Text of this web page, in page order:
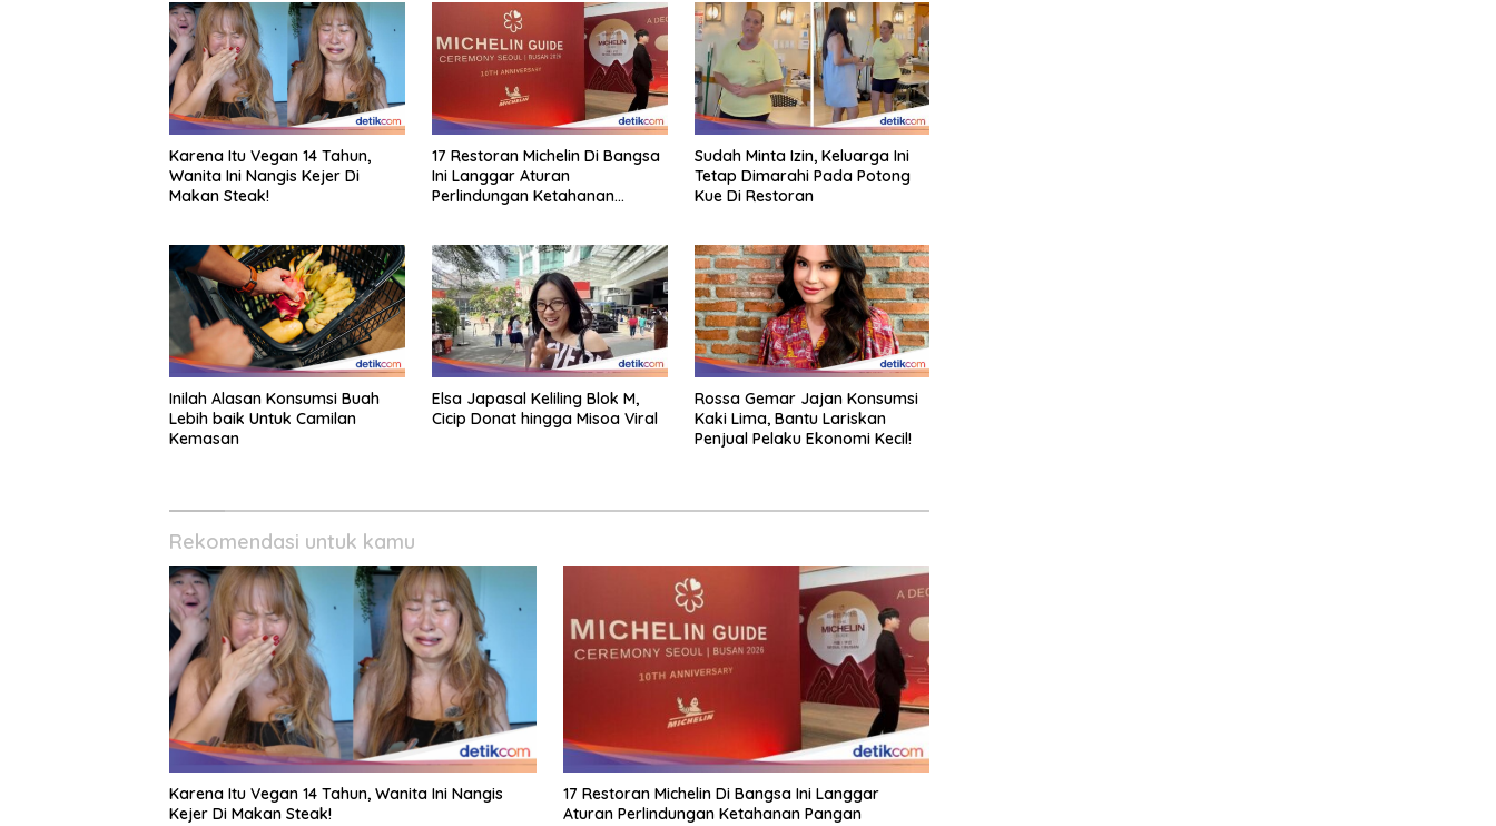
Karena Itu Vegan 14 Tahun,
Wanita Ini Nangis Kejer Di
Makan Steak!
17 Restoran Michelin Di Bangsa
Ini Langgar Aturan
Perlindungan Ketahanan
Sudah Minta Izin, Keluarga Ini
Tetap Dimarahi Pada Potong
Kue Di Restoran
Inilah Alasan Konsumsi Buah
Lebih baik Untuk Camilan
Kemasan
Elsa Japasal Keliling Blok M,
Cicip Donat hingga Misoa Viral
Rossa Gemar Jajan Konsumsi
Kaki Lima, Bantu Lariskan
Penjual Pelaku Ekonomi Kecil!
Rekomendasi untuk kamu
Karena Itu Vegan 14 Tahun, Wanita Ini Nangis
Kejer Di Makan Steak!
17 Restoran Michelin Di Bangsa Ini Langgar
Aturan Perlindungan Ketahanan Pangan